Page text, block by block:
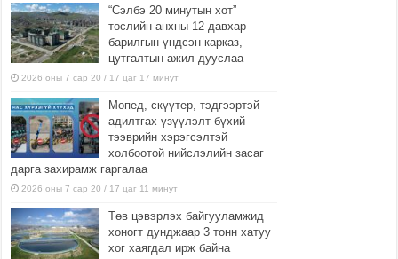
“Сэлбэ 20 минутын хот”
төслийн анхны 12 давхар
барилгын үндсэн карказ,
цутгалтын ажил дууслаа
2026 оны 7 сар 20 / 17 цаг 17 минут
Мопед, скүүтер, тэдгээртэй
адилтгах үзүүлэлт бүхий
тээврийн хэрэгсэлтэй
холбоотой нийслэлийн засаг
дарга захирамж гаргалаа
2026 оны 7 сар 20 / 17 цаг 11 минут
Төв цэвэрлэх байгууламжид
хоногт дунджаар 3 тонн хатуу
хог хаягдал ирж байна